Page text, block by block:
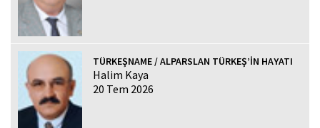
TÜRKEŞNAME / ALPARSLAN TÜRKEŞ’İN HAYATI
Halim Kaya
20 Tem 2026